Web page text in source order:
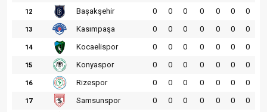
12 Başakşehir 0 0 0 0 0 0 0
13 Kasımpaşa 0 0 0 0 0 0 0
14 Kocaelispor 0 0 0 0 0 0 0
15 Konyaspor 0 0 0 0 0 0 0
16 Rizespor 0 0 0 0 0 0 0
17 Samsunspor 0 0 0 0 0 0 0